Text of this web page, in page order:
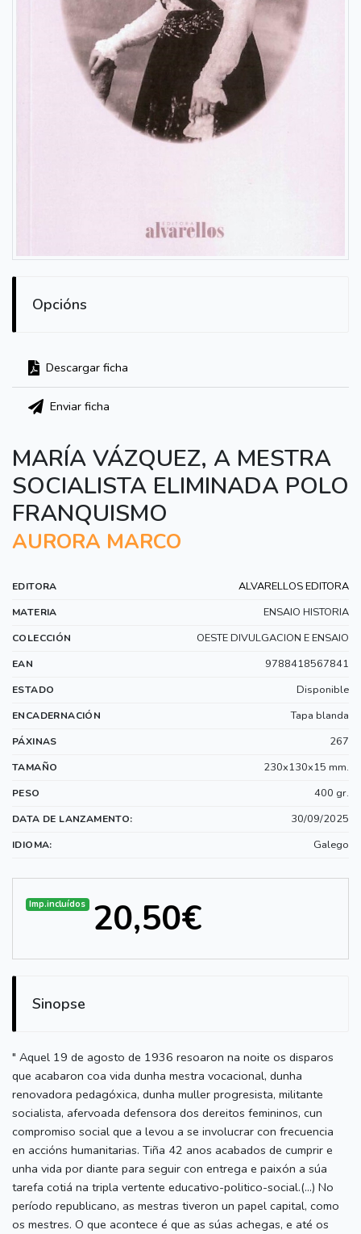
Opcións
Descargar ficha
Enviar ficha
MARÍA VÁZQUEZ, A MESTRA
SOCIALISTA ELIMINADA POLO
FRANQUISMO
AURORA MARCO
EDITORA ALVARELLOS EDITORA
MATERIA ENSAIO HISTORIA
COLECCIÓN OESTE DIVULGACION E ENSAIO
EAN 9788418567841
ESTADO Disponible
ENCADERNACIÓN Tapa blanda
PÁXINAS 267
TAMAÑO 230x130x15 mm.
PESO 400 gr.
DATA DE LANZAMENTO: 30/09/2025
IDIOMA: Galego
Imp.incluídos 20,50€
Sinopse
" Aquel 19 de agosto de 1936 resoaron na noite os disparos
que acabaron coa vida dunha mestra vocacional, dunha
renovadora pedagóxica, dunha muller progresista, militante
socialista, afervoada defensora dos dereitos femininos, cun
compromiso social que a levou a se involucrar con frecuencia
en accións humanitarias. Tiña 42 anos acabados de cumprir e
unha vida por diante para seguir con entrega e paixón a súa
tarefa cotiá na tripla vertente educativo-politico-social.(...) No
período republicano, as mestras tiveron un papel capital, como
os mestres. O que acontece é que as súas achegas, e até os